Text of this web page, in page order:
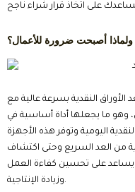
أصبحت ضرورة للأعمال؟
النقدية بسرعة عالية مع
وهو ما يجعلها أداة أساسية في
اليومية وتوفر هذه الأجهزة
من العد السريع وحتى اكتشاف
يساعد على تحسين كفاءة العمل
وزيادة الإنتاجية.